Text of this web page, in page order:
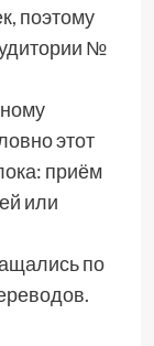
поэтому
№
этот
приём
или
по